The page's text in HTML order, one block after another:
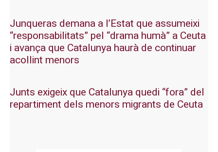
Junqueras demana a l’Estat que assumeixi
“responsabilitats” pel “drama humà” a Ceuta
i avança que Catalunya haurà de continuar
acollint menors
Junts exigeix que Catalunya quedi “fora” del
repartiment dels menors migrants de Ceuta